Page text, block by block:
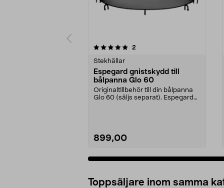
2
Stekhällar
Espegard gnistskydd till
bålpanna Glo 60
Originaltillbehör till din bålpanna
Glo 60 (säljs separat). Espegard
899,00
0.0av 5 stjärnor
Toppsäljare inom samma